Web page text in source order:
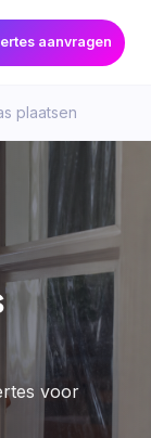
aanvragen
plaatsen
voor